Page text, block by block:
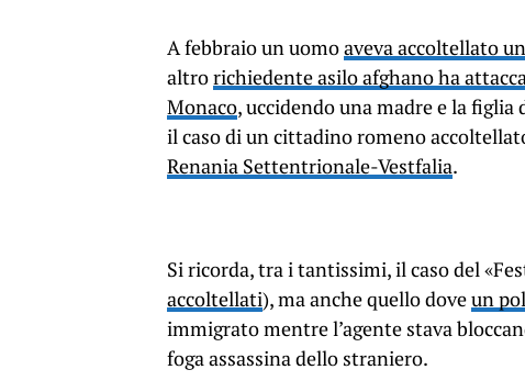
A febbraio un uomoaveva accoltellato
altrorichiedente asilo afghano ha
Monaco, uccidendo una madre e la
il caso di un cittadino romeno
Renania Settentrionale-Vestfalia.
Si ricorda, tra i tantissimi, il caso del
accoltellati), ma anche quello doveun
immigrato mentre l’agente stava
foga assassina dello straniero.